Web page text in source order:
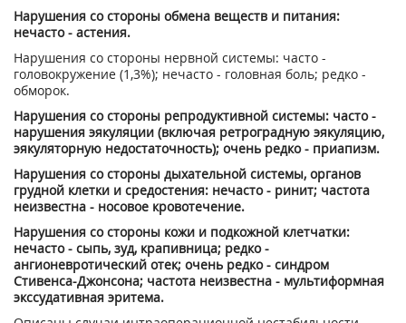
Нарушения со стороны обмена веществ и питания:
нечасто - астения.
Нарушения со стороны нервной системы: часто -
головокружение (1,3%); нечасто - головная боль; редко -
обморок.
Нарушения со стороны репродуктивной системы: часто -
нарушения эякуляции (включая ретроградную эякуляцию,
эякуляторную недостаточность); очень редко - приапизм.
Нарушения со стороны дыхательной системы, органов
грудной клетки и средостения: нечасто - ринит; частота
неизвестна - носовое кровотечение.
Нарушения со стороны кожи и подкожной клетчатки:
нечасто - сыпь, зуд, крапивница; редко -
ангионевротический отек; очень редко - синдром
Стивенса-Джонсона; частота неизвестна - мультиформная
экссудативная эритема.